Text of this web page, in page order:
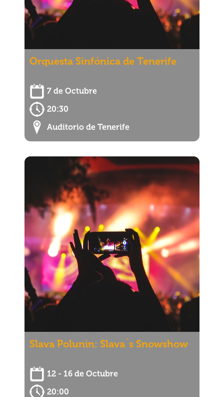
Orquesta Sinfónica de Tenerife
7 de Octubre
20:30
Auditorio de Tenerife
Slava Polunin: Slava´s Snowshow
12 - 16 de Octubre
20:00